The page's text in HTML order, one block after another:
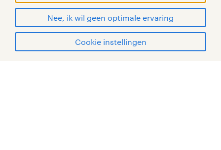
Nee, ik wil geen optimale ervaring
Cookie instellingen
solliciteren
disclaimer
RANDSTAD, HUMAN FORWARD en SHAPING THE